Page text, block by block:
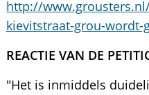
http://
kievitstraat-grou-
REACTIE VAN DE
"Het is inmiddels